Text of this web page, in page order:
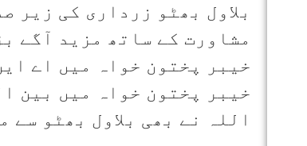
بلاول بھٹو زرداری کی زیر
مشاورت کے ساتھ مزید آگے
خیبر پختون خواہ میں اے
خیبر پختون خواہ میں بین
اللہ نے بھی بلاول بھٹو سے